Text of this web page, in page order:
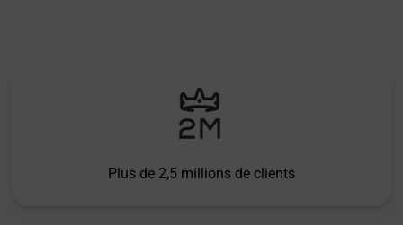
Plus de 2,5 millions de clients